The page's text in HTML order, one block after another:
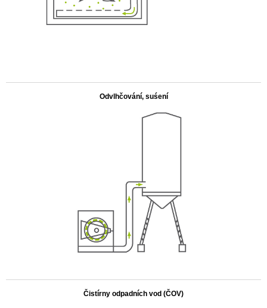
Odvlhčování, suśení
Čistírny odpadních vod (ČOV)